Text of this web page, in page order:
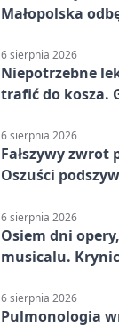
Małopolska
6 sierpnia 2026
Niepotrzebne
trafić do kosza.
6 sierpnia 2026
Fałszywy zwrot
Oszuści
6 sierpnia 2026
Osiem dni
musicalu.
6 sierpnia 2026
Pulmonologia